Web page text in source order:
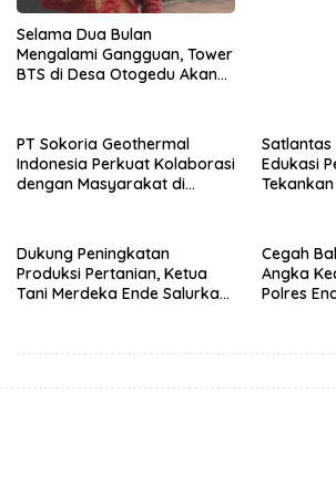
Selama Dua Bulan
Mengalami Gangguan, Tower
BTS di Desa Otogedu Akan
PT Sokoria Geothermal
Indonesia Perkuat Kolaborasi
dengan Masyarakat di
Satlantas
Edukasi
Dukung Peningkatan
Produksi Pertanian, Ketua
Tani Merdeka Ende Salurkan
Cegah
Angka
Polres